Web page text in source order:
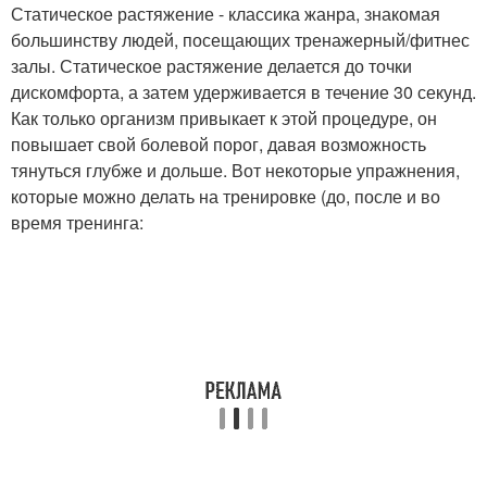
Статическое растяжение - классика жанра, знакомая
большинству людей, посещающих тренажерный/фитнес
залы. Статическое растяжение делается до точки
дискомфорта, а затем удерживается в течение 30 секунд.
Как только организм привыкает к этой процедуре, он
повышает свой болевой порог, давая возможность
тянуться глубже и дольше. Вот некоторые упражнения,
которые можно делать на тренировке (до, после и во
время тренинга: